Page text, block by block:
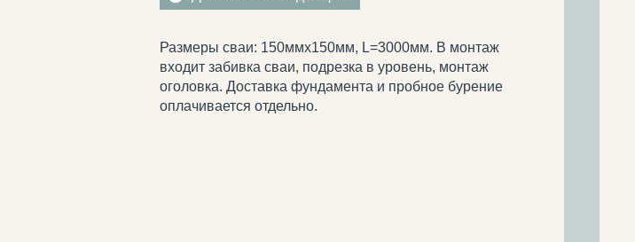
Размеры сваи: 150ммх150мм, L=3000мм. В монтаж
входит забивка сваи, подрезка в уровень, монтаж
оголовка. Доставка фундамента и пробное бурение
оплачивается отдельно.